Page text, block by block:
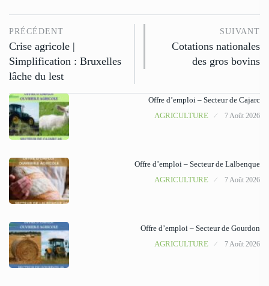
PRÉCÉDENT
Crise agricole |
Simplification : Bruxelles
lâche du lest
SUIVANT
Cotations nationales
des gros bovins
Offre d’emploi – Secteur de Cajarc
AGRICULTURE
7 Août 2026
Offre d’emploi – Secteur de Lalbenque
AGRICULTURE
7 Août 2026
Offre d’emploi – Secteur de Gourdon
AGRICULTURE
7 Août 2026